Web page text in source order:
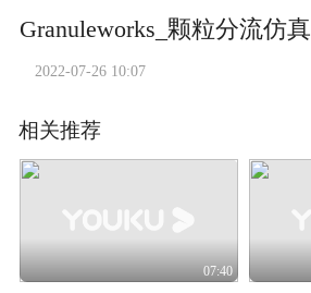
Granuleworks_颗粒分流仿真
2022-07-26 10:07
相关推荐
07:40